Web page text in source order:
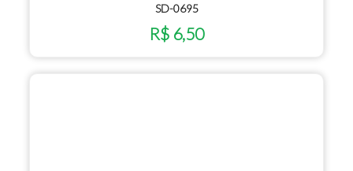
SD-0695
R$ 6,50